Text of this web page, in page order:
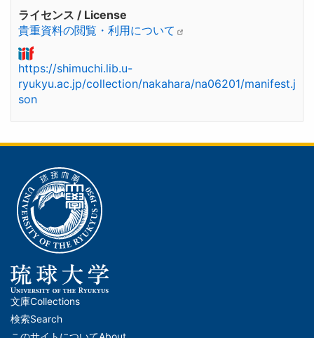
ライセンス / License
貴重資料の閲覧・利用について
https://shimuchi.lib.u-
ryukyu.ac.jp/collection/nakahara/na06201/manifest.j
son
メ
文庫Collections
検索Search